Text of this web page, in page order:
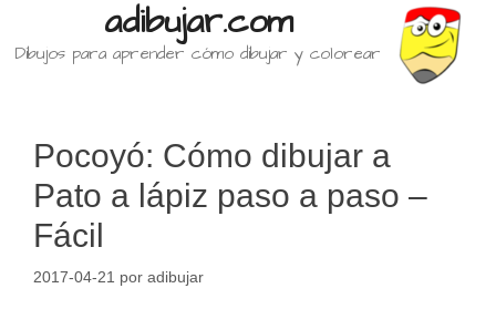
adibujar.com
Dibujos para aprender cómo dibujar y colorear
Pocoyó: Cómo dibujar a
Pato a lápiz paso a paso –
Fácil
2017-04-21 por adibujar